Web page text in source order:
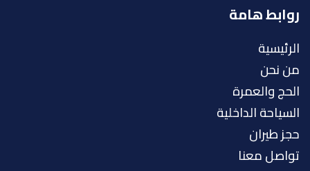
روابط هامة
الرئيسية
من نحن
الحج والعمرة
السياحة الداخلية
حجز طيران
تواصل معنا